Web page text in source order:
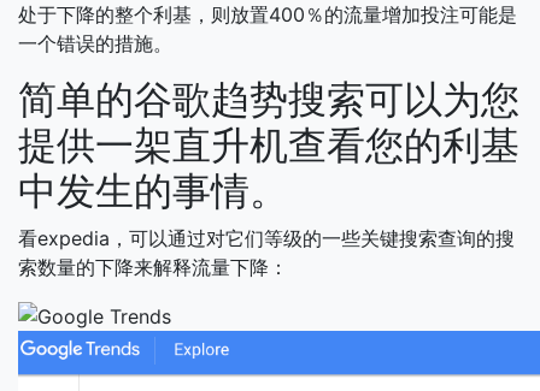
处于下降的整个利基，则放置400％的流量增加投注可能是
一个错误的措施。
简单的谷歌趋势搜索可以为您
提供一架直升机查看您的利基
中发生的事情。
看expedia，可以通过对它们等级的一些关键搜索查询的搜
索数量的下降来解释流量下降：